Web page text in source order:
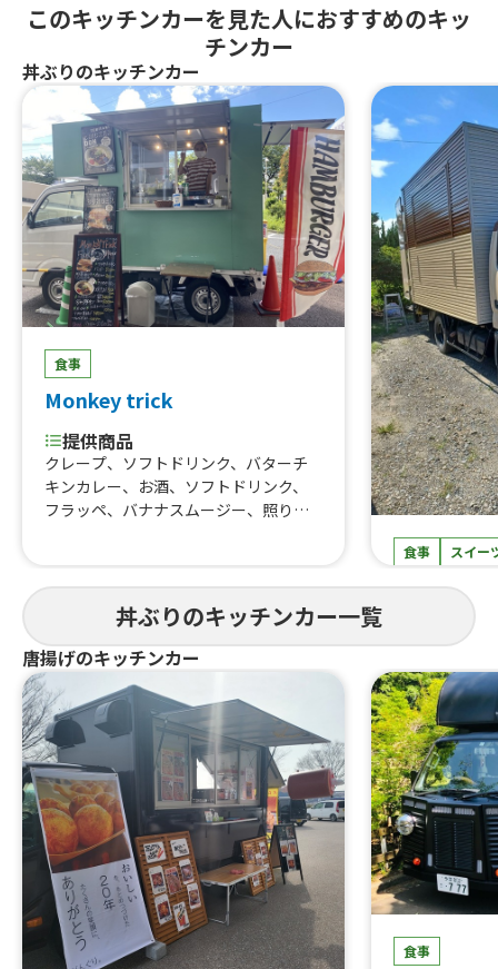
このキッチンカーを見た人におすすめのキッ
チンカー
丼ぶりのキッチンカー
食事
Monkey trick
提供商品
クレープ、ソフトドリンク、バターチ
キンカレー、お酒、ソフトドリンク、
フラッペ、バナナスムージー、照り焼
り焼きチキンの焼き鳥丼
食事 スイー
okome
提供商品
丼ぶり、焼き
氷
丼ぶりのキッチンカー一覧
唐揚げのキッチンカー
食事